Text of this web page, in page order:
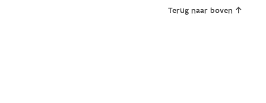
Terug naar boven